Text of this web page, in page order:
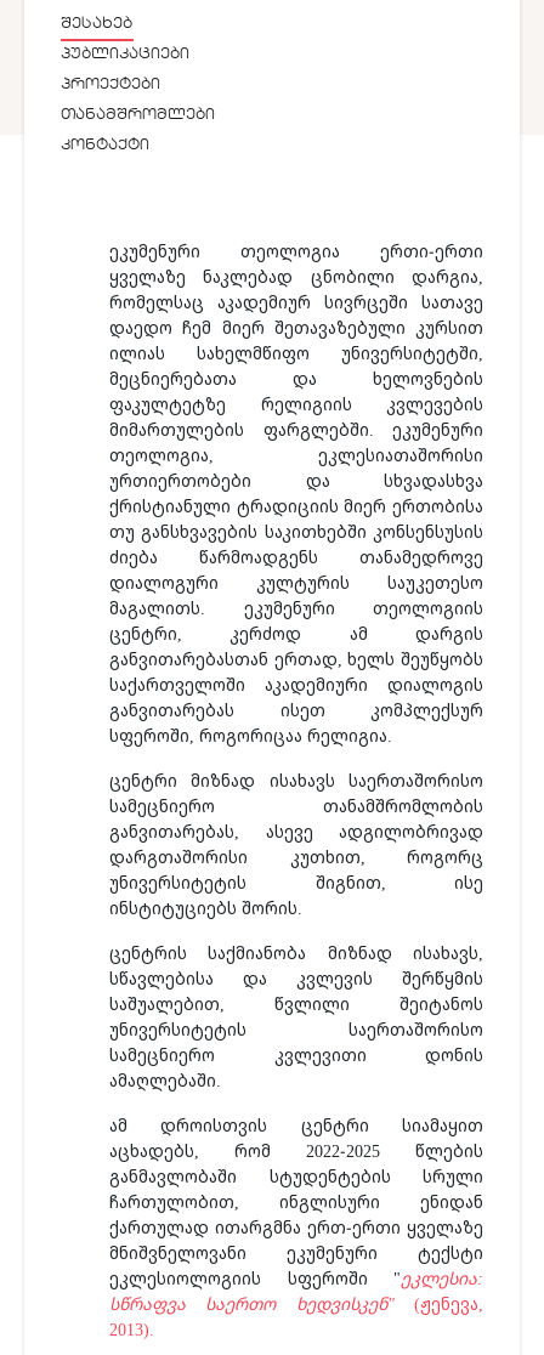
ᲨᲔᲡᲐᲮᲔᲑ
ᲞᲣᲑᲚᲘᲙᲐᲪᲘᲔᲑᲘ
ᲞᲠᲝᲔᲥᲢᲔᲑᲘ
ᲗᲐᲜᲐᲛᲨᲠᲝᲛᲚᲔᲑᲘ
ᲙᲝᲜᲢᲐᲥᲢᲘ
ეკუმენური თეოლოგია ერთი-ერთი
ყველაზე ნაკლებად ცნობილი დარგია,
რომელსაც აკადემიურ სივრცეში სათავე
დაედო ჩემ მიერ შეთავაზებული კურსით
ილიას სახელმწიფო უნივერსიტეტში,
მეცნიერებათა და ხელოვნების
ფაკულტეტზე რელიგიის კვლევების
მიმართულების ფარგლებში. ეკუმენური
თეოლოგია, ეკლესიათაშორისი
ურთიერთობები და სხვადასხვა
ქრისტიანული ტრადიციის მიერ ერთობისა
თუ განსხვავების საკითხებში კონსენსუსის
ძიება წარმოადგენს თანამედროვე
დიალოგური კულტურის საუკეთესო
მაგალითს. ეკუმენური თეოლოგიის
ცენტრი, კერძოდ ამ დარგის
განვითარებასთან ერთად, ხელს შეუწყობს
საქართველოში აკადემიური დიალოგის
განვითარებას ისეთ კომპლექსურ
სფეროში, როგორიცაა რელიგია.
ცენტრი მიზნად ისახავს საერთაშორისო
სამეცნიერო თანამშრომლობის
განვითარებას, ასევე ადგილობრივად
დარგთაშორისი კუთხით, როგორც
უნივერსიტეტის შიგნით, ისე
ინსტიტუციებს შორის.
ცენტრის საქმიანობა მიზნად ისახავს,
სწავლებისა და კვლევის შერწყმის
საშუალებით, წვლილი შეიტანოს
უნივერსიტეტის საერთაშორისო
სამეცნიერო კვლევითი დონის
ამაღლებაში.
ამ დროისთვის ცენტრი სიამაყით
აცხადებს, რომ 2022-2025 წლების
განმავლობაში სტუდენტების სრული
ჩართულობით, ინგლისური ენიდან
ქართულად ითარგმნა ერთ-ერთი ყველაზე
მნიშვნელოვანი ეკუმენური ტექსტი
ეკლესიოლოგიის სფეროში "ეკლესია:
სწრაფვა საერთო ხედვისკენ"(ჟენევა,
2013).